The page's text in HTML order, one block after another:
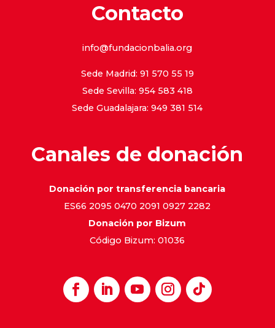
Contacto
info@fundacionbalia.org
Sede Madrid: 91 570 55 19
Sede Sevilla: 954 583 418
Sede Guadalajara: 949 381 514
Canales de donación
Donación por transferencia bancaria
ES66 2095 0470 2091 0927 2282
Donación por Bizum
Código Bizum: 01036